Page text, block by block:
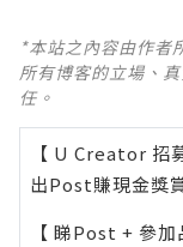
*本站之內容由作者
所有博客的立場、
任。
【 U Creator 招
出Post賺現金獎
【 睇Post + 參加